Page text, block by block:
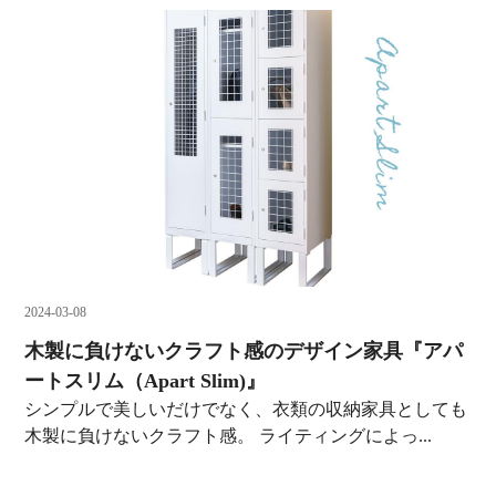
2024-03-08
木製に負けないクラフト感のデザイン家具『アパ
ートスリム（Apart Slim)』
シンプルで美しいだけでなく、衣類の収納家具としても
木製に負けないクラフト感。 ライティングによっ...